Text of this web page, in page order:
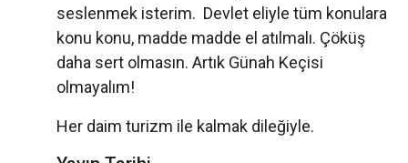
seslenmek isterim. Devlet eliyle tüm konulara
konu konu, madde madde el atılmalı. Çöküş
daha sert olmasın. Artık Günah Keçisi
olmayalım!
Her daim turizm ile kalmak dileğiyle.